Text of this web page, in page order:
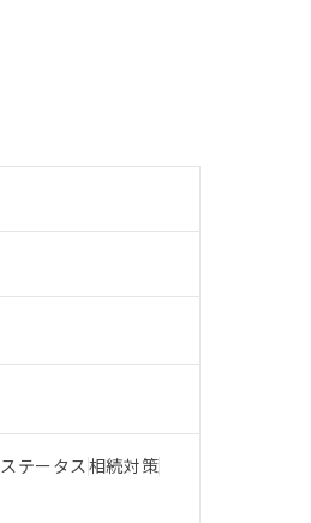
ステータス相続対策